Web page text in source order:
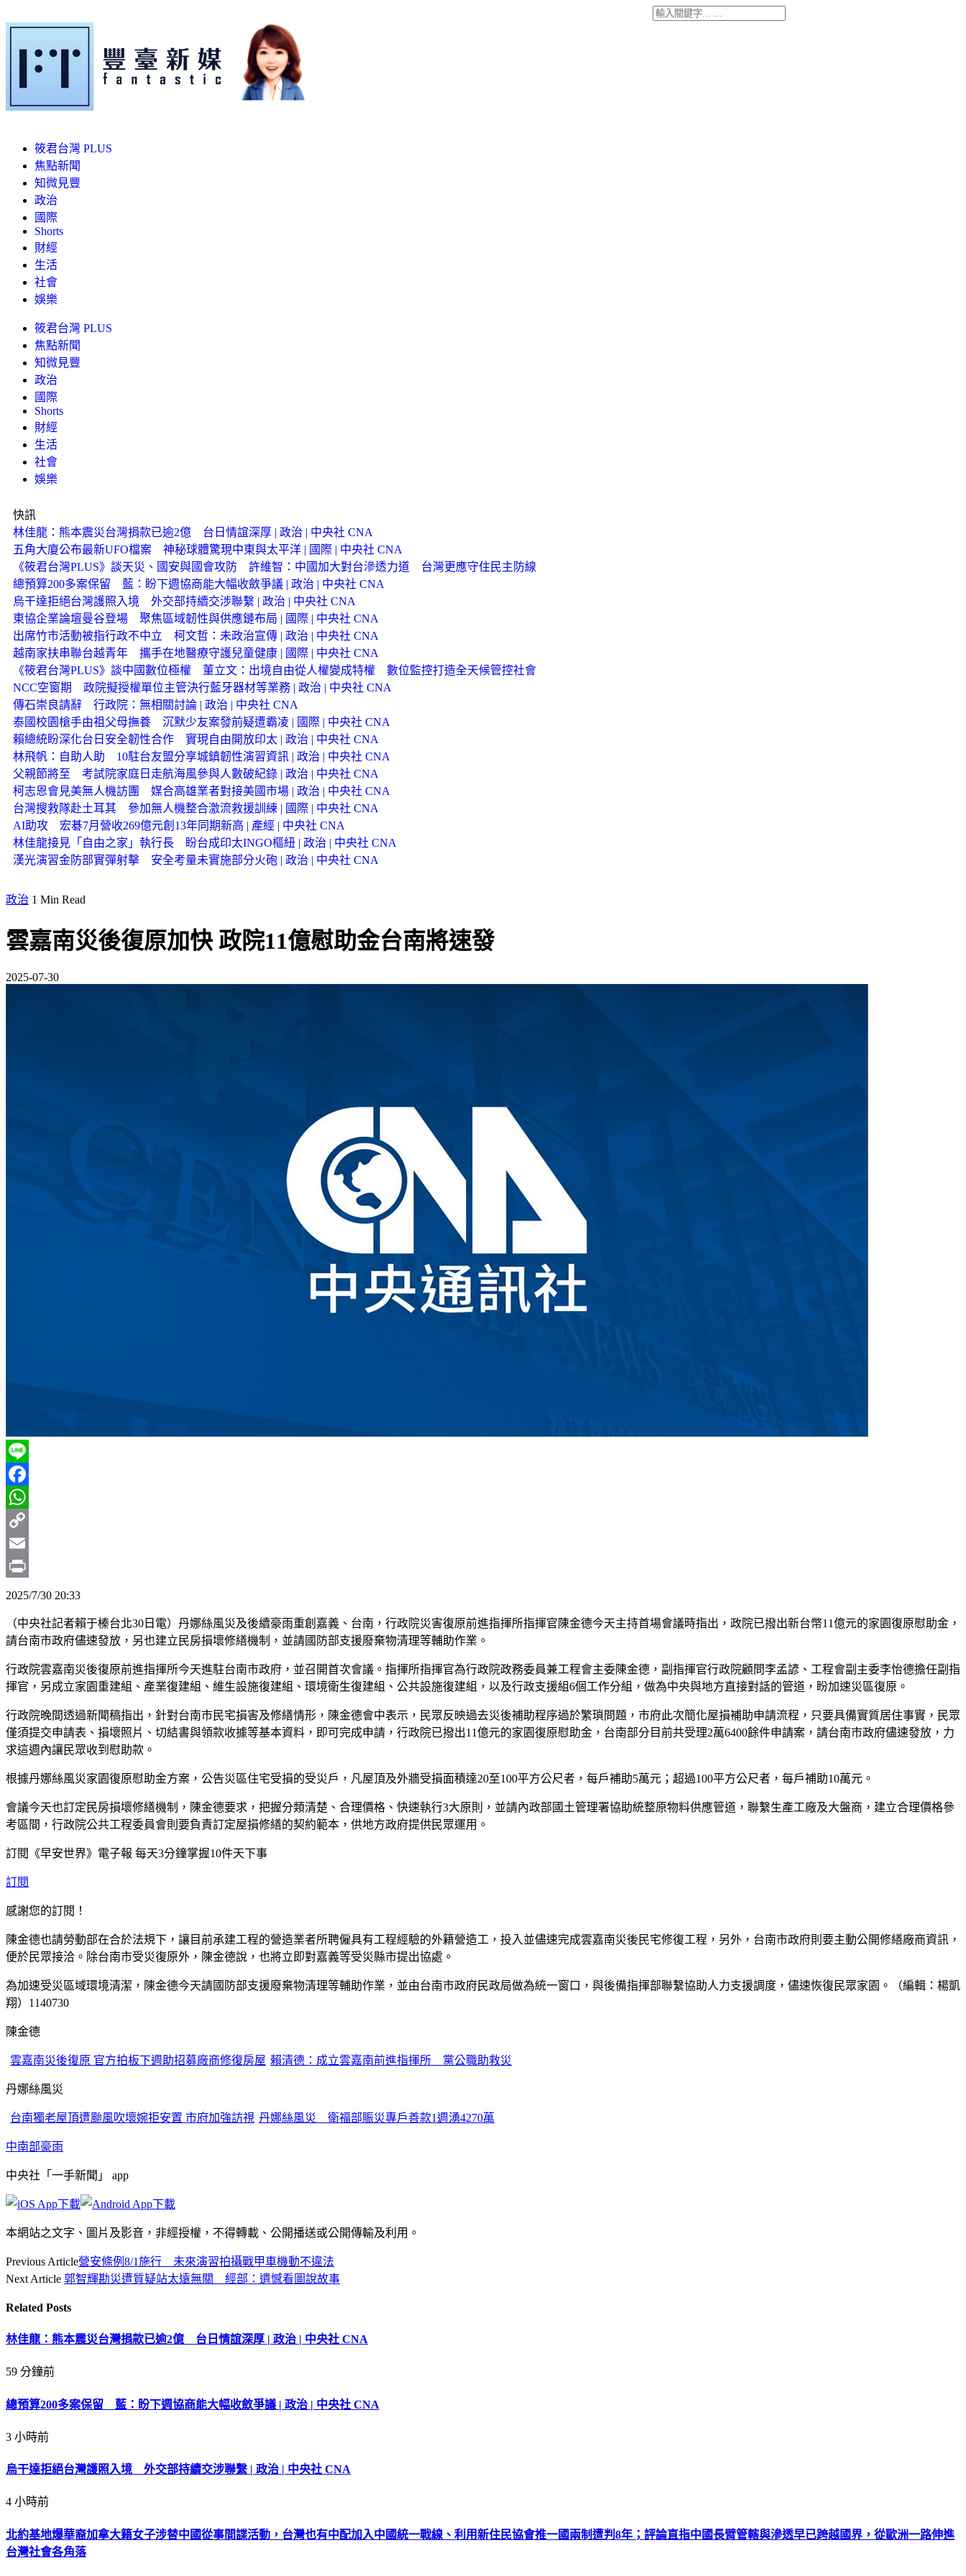
筱君台灣 PLUS
焦點新聞
知微見豐
政治
國際
Shorts
財經
生活
社會
娛樂
筱君台灣 PLUS
焦點新聞
知微見豐
政治
國際
Shorts
財經
生活
社會
娛樂
快訊
林佳龍：熊本震災台灣捐款已逾2億 台日情誼深厚 | 政治 | 中央社 CNA
五角大廈公布最新UFO檔案 神秘球體驚現中東與太平洋 | 國際 | 中央社 CNA
《筱君台灣PLUS》談天災、國安與國會攻防 許維智：中國加大對台滲透力道 台灣更應守住民主防線
總預算200多案保留 藍：盼下週協商能大幅收斂爭議 | 政治 | 中央社 CNA
烏干達拒絕台灣護照入境 外交部持續交涉聯繫 | 政治 | 中央社 CNA
東協企業論壇曼谷登場 聚焦區域韌性與供應鏈布局 | 國際 | 中央社 CNA
出席竹市活動被指行政不中立 柯文哲：未政治宣傳 | 政治 | 中央社 CNA
越南家扶串聯台越青年 攜手在地醫療守護兒童健康 | 國際 | 中央社 CNA
《筱君台灣PLUS》談中國數位極權 董立文：出境自由從人權變成特權 數位監控打造全天候管控社會
NCC空窗期 政院擬授權單位主管決行藍牙器材等業務 | 政治 | 中央社 CNA
傳石崇良請辭 行政院：無相關討論 | 政治 | 中央社 CNA
泰國校園槍手由祖父母撫養 沉默少友案發前疑遭霸凌 | 國際 | 中央社 CNA
賴總統盼深化台日安全韌性合作 實現自由開放印太 | 政治 | 中央社 CNA
林飛帆：自助人助 10駐台友盟分享城鎮韌性演習資訊 | 政治 | 中央社 CNA
父親節將至 考試院家庭日走航海風參與人數破紀錄 | 政治 | 中央社 CNA
柯志恩會見美無人機訪團 媒合高雄業者對接美國市場 | 政治 | 中央社 CNA
台灣搜救隊赴土耳其 參加無人機整合激流救援訓練 | 國際 | 中央社 CNA
AI助攻 宏碁7月營收269億元創13年同期新高 | 產經 | 中央社 CNA
林佳龍接見「自由之家」執行長 盼台成印太INGO樞紐 | 政治 | 中央社 CNA
漢光演習金防部實彈射擊 安全考量未實施部分火砲 | 政治 | 中央社 CNA
政治 1 Min Read
雲嘉南災後復原加快 政院11億慰助金台南將速發
2025-07-30
Line
Facebook
WhatsApp
Copy
Link
Email
Print
2025/7/30 20:33
（中央社記者賴于榛台北30日電）丹娜絲風災及後續豪雨重創嘉義、台南，行政院災害復原前進指揮所指揮官陳金德今天主持首場會議時指出，政院已撥出新台幣11億元的家園復原慰助金，
請台南市政府儘速發放，另也建立民房損壞修繕機制，並請國防部支援廢棄物清理等輔助作業。
行政院雲嘉南災後復原前進指揮所今天進駐台南市政府，並召開首次會議。指揮所指揮官為行政院政務委員兼工程會主委陳金德，副指揮官行政院顧問李孟諺、工程會副主委李怡德擔任副指
揮官，另成立家園重建組、產業復建組、維生設施復建組、環境衛生復建組、公共設施復建組，以及行政支援組6個工作分組，做為中央與地方直接對話的管道，盼加速災區復原。
行政院晚間透過新聞稿指出，針對台南市民宅損害及修繕情形，陳金德會中表示，民眾反映過去災後補助程序過於繁瑣問題，市府此次簡化屋損補助申請流程，只要具備實質居住事實，民眾
僅須提交申請表、損壞照片、切結書與領款收據等基本資料，即可完成申請，行政院已撥出11億元的家園復原慰助金，台南部分目前共受理2萬6400餘件申請案，請台南市政府儘速發放，力
求這週內讓民眾收到慰助款。
根據丹娜絲風災家園復原慰助金方案，公告災區住宅受損的受災戶，凡屋頂及外牆受損面積達20至100平方公尺者，每戶補助5萬元；超過100平方公尺者，每戶補助10萬元。
會議今天也訂定民房損壞修繕機制，陳金德要求，把握分類清楚、合理價格、快速執行3大原則，並請內政部國土管理署協助統整原物料供應管道，聯繫生產工廠及大盤商，建立合理價格參
考區間，行政院公共工程委員會則要負責訂定屋損修繕的契約範本，供地方政府提供民眾運用。
訂閱《早安世界》電子報 每天3分鐘掌握10件天下事
訂閱
感謝您的訂閱！
陳金德也請勞動部在合於法規下，讓目前承建工程的營造業者所聘僱具有工程經驗的外籍營造工，投入並儘速完成雲嘉南災後民宅修復工程，另外，台南市政府則要主動公開修繕廠商資訊，
便於民眾接洽。除台南市受災復原外，陳金德說，也將立即對嘉義等受災縣市提出協處。
為加速受災區域環境清潔，陳金德今天請國防部支援廢棄物清理等輔助作業，並由台南市政府民政局做為統一窗口，與後備指揮部聯繫協助人力支援調度，儘速恢復民眾家園。（編輯：楊凱
翔）1140730
陳金德
雲嘉南災後復原 官方拍板下週助招募廠商修復房屋 賴清德：成立雲嘉南前進指揮所 黨公職助救災
丹娜絲風災
台南獨老屋頂遭颱風吹壞婉拒安置 市府加強訪視 丹娜絲風災 衛福部賑災專戶善款1週湧4270萬
中南部豪雨
中央社「一手新聞」 app
本網站之文字、圖片及影音，非經授權，不得轉載、公開播送或公開傳輸及利用。
Previous Article營安條例8/1施行 未來演習拍攝戰甲車機動不違法
Next Article 郭智輝勘災遭質疑站太遠無關 經部：遺憾看圖說故事
Related Posts
林佳龍：熊本震災台灣捐款已逾2億 台日情誼深厚 | 政治 | 中央社 CNA
59 分鐘前
總預算200多案保留 藍：盼下週協商能大幅收斂爭議 | 政治 | 中央社 CNA
3 小時前
烏干達拒絕台灣護照入境 外交部持續交涉聯繫 | 政治 | 中央社 CNA
4 小時前
北約基地爆華裔加拿大籍女子涉替中國從事間諜活動，台灣也有中配加入中國統一戰線、利用新住民協會推一國兩制遭判8年；評論直指中國長臂管轄與滲透早已跨越國界，從歐洲一路伸進
台灣社會各角落